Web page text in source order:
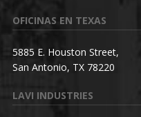
OFICINAS EN TEXAS
5885 E. Houston Street,
San Antonio, TX 78220
LAVI INDUSTRIES